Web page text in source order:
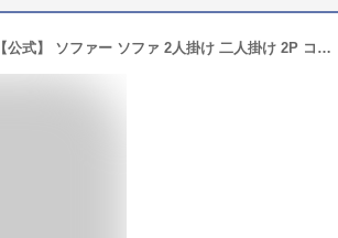
【10%OFFクーポン!25日00時から26日02時まで】【公式】 ソファー ソファ 2人掛け 二人掛け 2P コンパクト 合皮 ハイバック 背もたれ取外し可能 シンプル モダン 合皮 ソフト スイート 関家具 大型便軒先